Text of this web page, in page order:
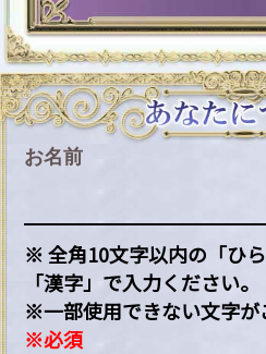
お名前
※ 全角10文字以内の「ひら
「漢字」で入力ください。
※一部使用できない文字が
※必須